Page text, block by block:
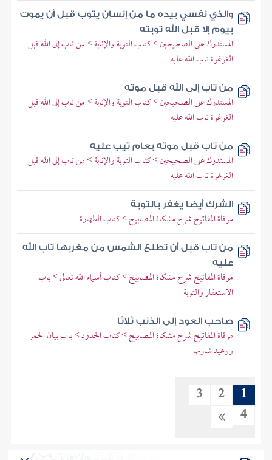
والذي نفسي بيده ما من إنسان يتوب قبل أن يموت
بيوم إلا قبل الله توبته
المستدرك على الصحيحين > كتاب التوبة والإنابة > من تاب إلى الله قبل
الغرغرة تاب الله عليه
من تاب إلى الله قبل موته
المستدرك على الصحيحين > كتاب التوبة والإنابة > من تاب إلى الله قبل
الغرغرة تاب الله عليه
من تاب قبل موته بعام تيب عليه
المستدرك على الصحيحين > كتاب التوبة والإنابة > من تاب إلى الله قبل
الغرغرة تاب الله عليه
الشرك أيضا يغفر بالتوبة
مرقاة المفاتيح شرح مشكاة المصابيح > كتاب الطهارة
من تاب قبل أن تطلع الشمس من مغربها تاب الله
عليه
مرقاة المفاتيح شرح مشكاة المصابيح > كتاب أسماء الله تعالى > باب
الاستغفار والتوبة
صاحب العود إلى الذنب ثلاثا
مرقاة المفاتيح شرح مشكاة المصابيح > كتاب الحدود > باب بيان الخمر
ووعيد شاربها
1
2
3
4